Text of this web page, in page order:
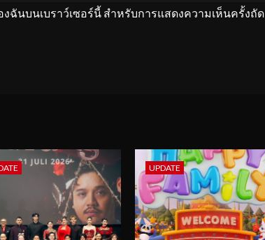
ฉันบนเบราว์เซอร์นี้ สำหรับการแสดงความเห็นครั้งถัด
UPDATE